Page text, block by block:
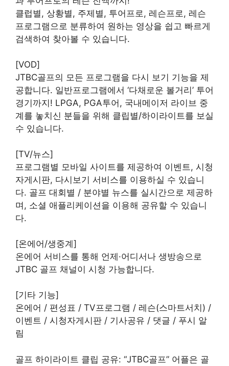
클럽별, 상황별, 주제별, 투어프로, 레슨프로, 레슨
프로그램으로 분류하여 원하는 영상을 쉽고 빠르게
검색하여 찾아볼 수 있습니다.
[VOD]
JTBC골프의 모든 프로그램을 다시 보기 기능을 제
공합니다. 일반프로그램에서 ‘다채로운 볼거리’ 투어
경기까지! LPGA, PGA투어, 국내메이저 라이브 중
계를 놓치신 분들을 위해 클립별/하이라이트를 보실
수 있습니다.
[TV/뉴스]
프로그램별 모바일 사이트를 제공하여 이벤트, 시청
자게시판, 다시보기 서비스를 이용하실 수 있습니
다. 골프 대회별 / 분야별 뉴스를 실시간으로 제공하
며, 소셜 애플리케이션을 이용해 공유할 수 있습니
다.
[온에어/생중계]
온에어 서비스를 통해 언제·어디서나 생방송으로
JTBC 골프 채널이 시청 가능합니다.
[기타 기능]
온에어 / 편성표 / TV프로그램 / 레슨(스마트서치) /
이벤트 / 시청자게시판 / 기사공유 / 댓글 / 푸시 알
림
골프 하이라이트 클립 공유: “JTBC골프” 어플은 골